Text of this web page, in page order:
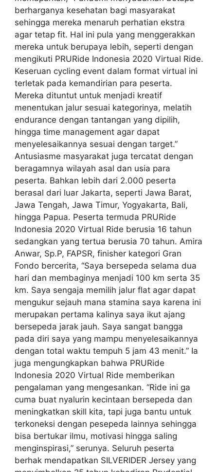
berharganya kesehatan bagi masyarakat
sehingga mereka menaruh perhatian ekstra
agar tetap fit. Hal ini pula yang menggerakkan
mereka untuk berupaya lebih, seperti dengan
mengikuti PRURide Indonesia 2020 Virtual Ride.
Keseruan cycling event dalam format virtual ini
terletak pada kemandirian para peserta.
Mereka dituntut untuk menjadi kreatif
menentukan jalur sesuai kategorinya, melatih
endurance dengan tantangan yang dipilih,
hingga time management agar dapat
menyelesaikannya sesuai dengan target.”
Antusiasme masyarakat juga tercatat dengan
beragamnya wilayah asal dan usia para
peserta. Bahkan lebih dari 2.000 peserta
berasal dari luar Jakarta, seperti Jawa Barat,
Jawa Tengah, Jawa Timur, Yogyakarta, Bali,
hingga Papua. Peserta termuda PRURide
Indonesia 2020 Virtual Ride berusia 16 tahun
sedangkan yang tertua berusia 70 tahun. Amira
Anwar, Sp.P, FAPSR, finisher kategori Gran
Fondo bercerita, “Saya bersepeda selama dua
hari dan membaginya menjadi 100 km serta 35
km. Saya sengaja memilih jalur flat agar dapat
mengukur sejauh mana stamina saya karena ini
merupakan pertama kalinya saya ikut ajang
bersepeda jarak jauh. Saya sangat bangga
pada diri saya yang mampu menyelesaikannya
dengan total waktu tempuh 5 jam 43 menit.” Ia
juga mengungkapkan bahwa PRURide
Indonesia 2020 Virtual Ride memberikan
pengalaman yang mengesankan. “Ride ini ga
cuma buat nyalurin kecintaan bersepeda dan
meningkatkan skill kita, tapi juga bantu untuk
terkoneksi dengan pesepeda lainnya sehingga
bisa bertukar ilmu, motivasi hingga saling
menginspirasi,” serunya. Seluruh peserta
berhak mendapatkan SILVERIDER Jersey yang